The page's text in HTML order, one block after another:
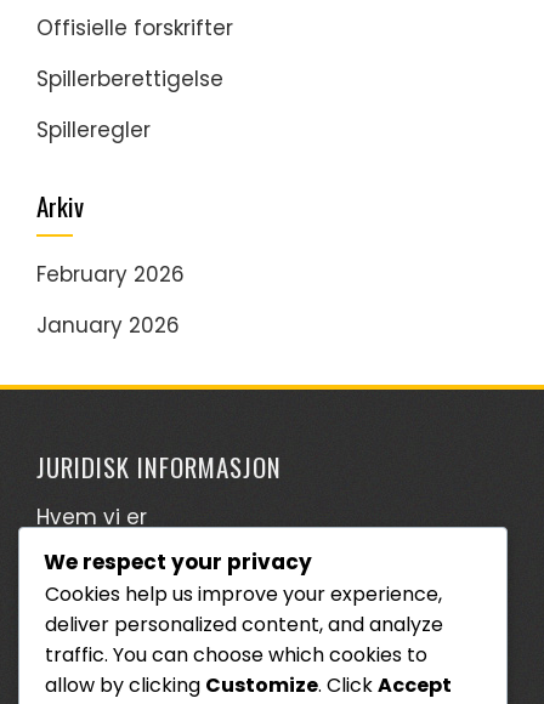
Offisielle forskrifter
Spillerberettigelse
Spilleregler
Arkiv
February 2026
January 2026
JURIDISK INFORMASJON
Hvem vi er
Ditt personvern
Kontakt oss
Brukeravtale
Informasjonskapsler og sporing
We respect your privacy
Cookies help us improve your experience,
deliver personalized content, and analyze
traffic. You can choose which cookies to
allow by clicking Customize. ClickAccept